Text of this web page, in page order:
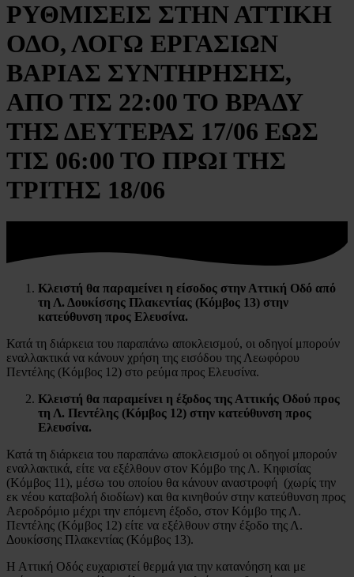
ΡΥΘΜΙΣΕΙΣ ΣΤΗΝ ΑΤΤΙΚΗ
ΟΔΟ, ΛΟΓΩ ΕΡΓΑΣΙΩΝ
ΒΑΡΙΑΣ ΣΥΝΤΗΡΗΣΗΣ,
ΑΠΟ ΤΙΣ 22:00 ΤΟ ΒΡΑΔΥ
ΤΗΣ ΔΕΥΤΕΡΑΣ 17/06 ΕΩΣ
ΤΙΣ 06:00 ΤΟ ΠΡΩΙ ΤΗΣ
ΤΡΙΤΗΣ 18/06
Κλειστή θα παραμείνει η είσοδος στην Αττική Οδό από
τη Λ. Δουκίσσης Πλακεντίας (Kόμβος 13) στην
κατεύθυνση προς Ελευσίνα.
Κατά τη διάρκεια του παραπάνω αποκλεισμού, οι οδηγοί μπορούν
εναλλακτικά να κάνουν χρήση της εισόδου της Λεωφόρου
Πεντέλης (Kόμβος 12) στο ρεύμα προς Ελευσίνα.
Κλειστή θα παραμείνει η έξοδος της Αττικής Οδού προς
τη Λ. Πεντέλης (Κόμβος 12) στην κατεύθυνση προς
Ελευσίνα.
Κατά τη διάρκεια του παραπάνω αποκλεισμού οι οδηγοί μπορούν
εναλλακτικά, είτε να εξέλθουν στον Κόμβο της Λ. Κηφισίας
(Kόμβος 11), μέσω του οποίου θα κάνουν αναστροφή (χωρίς την
εκ νέου καταβολή διοδίων) και θα κινηθούν στην κατεύθυνση προς
Αεροδρόμιο μέχρι την επόμενη έξοδο, στον Κόμβο της Λ.
Πεντέλης (Κόμβος 12) είτε να εξέλθουν στην έξοδο της Λ.
Δουκίσσης Πλακεντίας (Κόμβος 13).
Η Αττική Οδός ευχαριστεί θερμά για την κατανόηση και με